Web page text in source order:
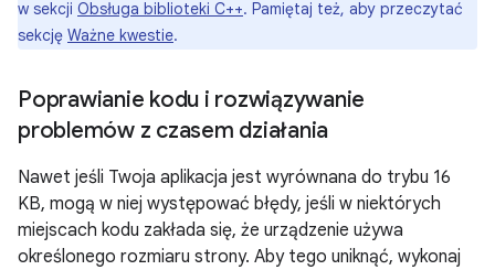
w sekcji Obsługa biblioteki C++. Pamiętaj też, aby przeczytać
sekcję Ważne kwestie.
Poprawianie kodu i rozwiązywanie
problemów z czasem działania
Nawet jeśli Twoja aplikacja jest wyrównana do trybu 16
KB, mogą w niej występować błędy, jeśli w niektórych
miejscach kodu zakłada się, że urządzenie używa
określonego rozmiaru strony. Aby tego uniknąć, wykonaj